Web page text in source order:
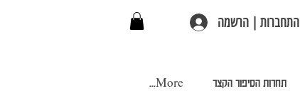
התחברות | הרשמה
תחרות הסיפור הקצר More...